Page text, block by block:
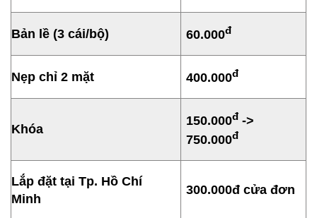
Bản lề (3 cái/bộ) 60.000đ
Nẹp chỉ 2 mặt 400.000đ
Khóa
150.000đ ->
750.000đ
Lắp đặt tại Tp. Hồ Chí
Minh
300.000đ cửa đơn